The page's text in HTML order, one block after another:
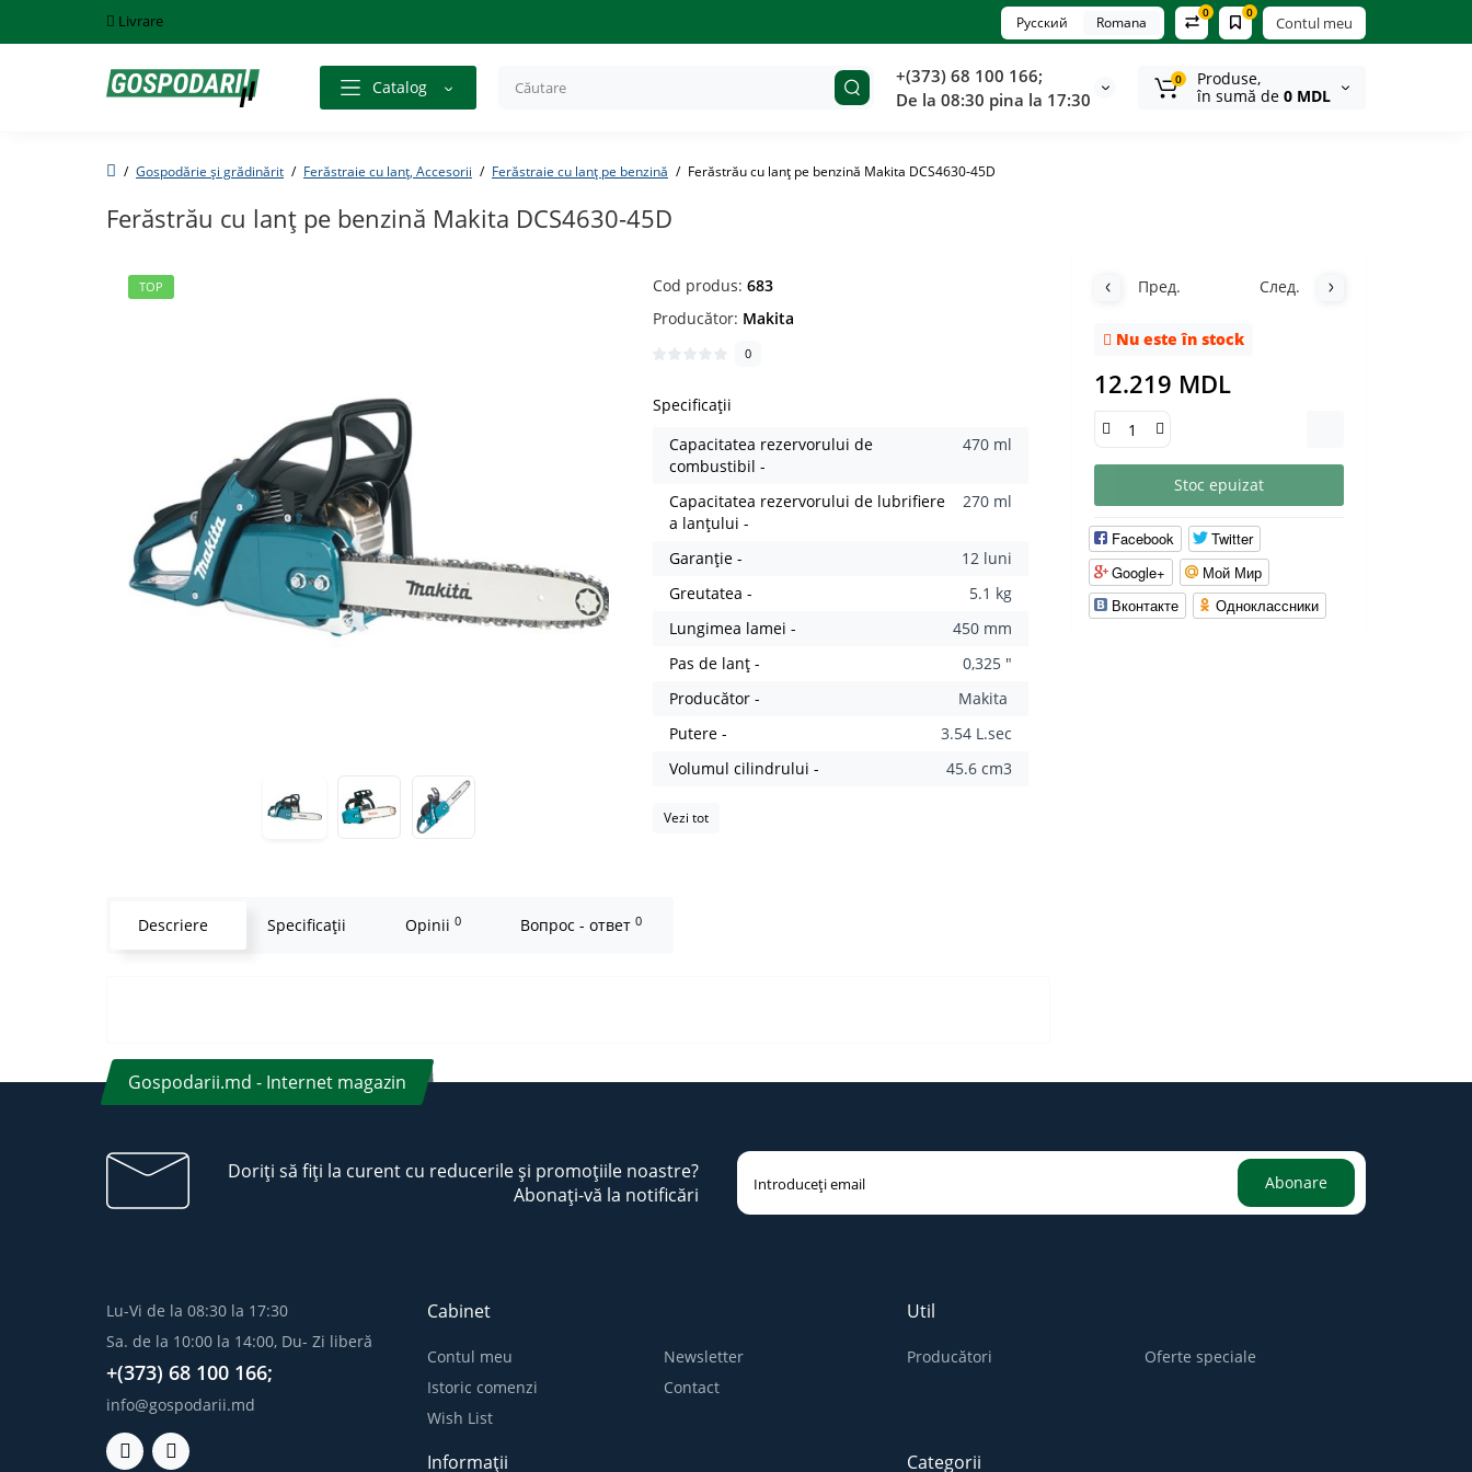
Livrare Contul meu
0
0
Русский Romana
Catalog
+(373) 68 100 166;
De la 08:30 pina la 17:30
0
Produse,
în sumă de 0 MDL
Gospodărie și grădinărit Ferăstraie cu lanț, Accesorii Ferăstraie cu lanţ pe benzină Ferăstrău cu lanţ pe benzină Makita DCS4630-45D
Ferăstrău cu lanţ pe benzină Makita DCS4630-45D
TOP Cod produs:683
Producător: Makita
0
Specificații
Capacitatea rezervorului de
combustibil -
470 ml
Capacitatea rezervorului de lubrifiere
a lanțului -
270 ml
Garanție -
12 luni
Greutatea -
5.1 kg
Lungimea lamei -
450 mm
Pas de lanț -
0,325 "
Producător -
Makita
Putere -
3.54 L.sec
Volumul cilindrului -
45.6 cm3
Vezi tot
Пред. След.
Nu este în stock
12.219 MDL
Stoc epuizat
Facebook
Twitter
Google+
Мой Мир
Вконтакте
Одноклассники
Descriere Specificaţii Opinii 0 Вопрос - ответ 0
Gospodarii.md - Internet magazin
Doriți să fiți la curent cu reducerile și promoțiile noastre?
Abonați-vă la notificări
Abonare
Lu-Vi de la 08:30 la 17:30
Sa. de la 10:00 la 14:00, Du- Zi liberă
+(373) 68 100 166;
info@gospodarii.md
Cabinet
Contul meu
Istoric comenzi
Wish List
Newsletter
Contact
Util
Producători Oferte speciale
Informații Categorii